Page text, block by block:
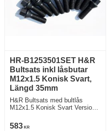
HR-B1253501SET H&R
Bultsats inkl låsbutar
M12x1.5 Konisk Svart,
Längd 35mm
H&R Bultsats med bultlås
M12x1.5 Konisk Svart Version
583 KR